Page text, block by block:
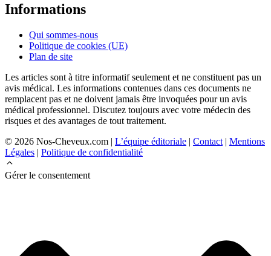
Informations
Qui sommes-nous
Politique de cookies (UE)
Plan de site
Les articles sont à titre informatif seulement et ne constituent pas un
avis médical. Les informations contenues dans ces documents ne
remplacent pas et ne doivent jamais être invoquées pour un avis
médical professionnel. Discutez toujours avec votre médecin des
risques et des avantages de tout traitement.
© 2026 Nos-Cheveux.com | L’équipe éditoriale | Contact | Mentions
Légales | Politique de confidentialité
Gérer le consentement